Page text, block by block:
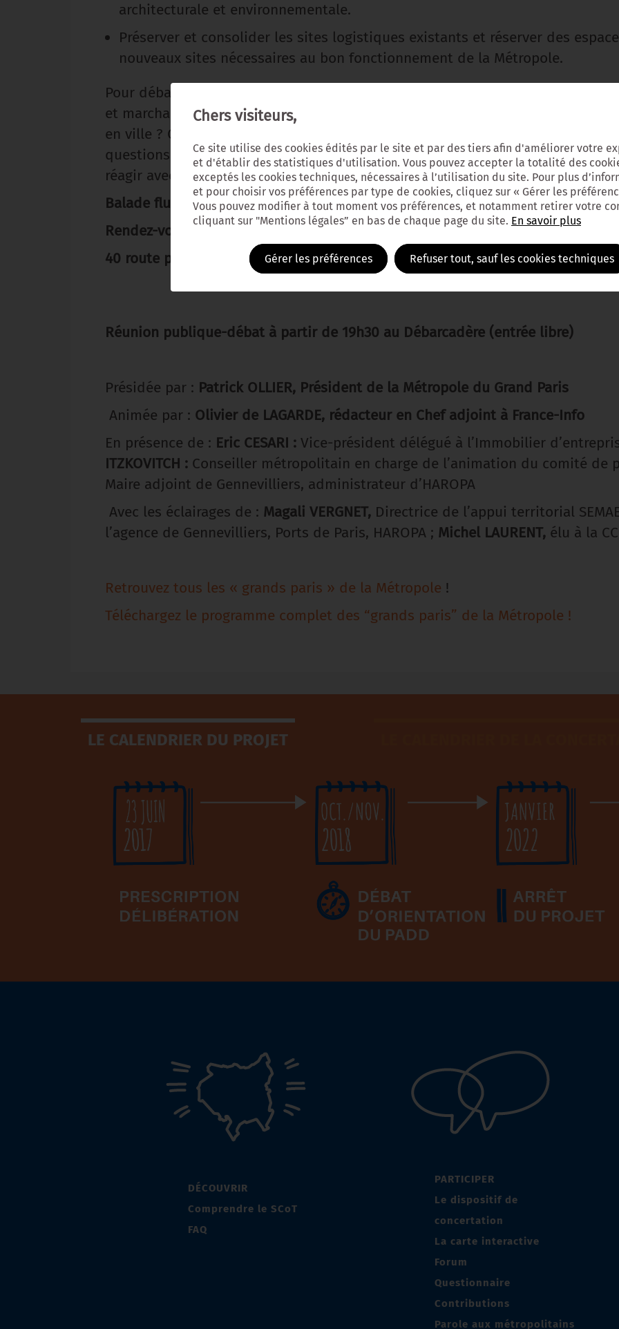
architecturale et environnementale.
Préserver et consolider les sites logistiques existants et réserver des
nouveaux sites nécessaires au bon fonctionnement de la Métropole.
Pour débattre de ces idées forces, la réunion publique-débat autour du ce «
et marchande vous donnera la parole. Peut-on tout fabriquer dans le Grand
en ville ? Comment maintenir de petits commerces de proximité dans le
questions qui seront abordées. N’hésitez pas à nous rejoindre ou à suivre en
réagir avec le hashtag #SCoTMGP.
Balade fluviale dans le port de Gennevilliers de 17h à 19h sur inscription
Rendez-vous à 16h45 au port de Gennevilliers :
40 route principale du port 92230 Gennevilliers, devant la darse 2
Réunion publique-débat à partir de 19h30 au Débarcadère (entrée libre)
Présidée par : Patrick OLLIER, Président de la Métropole du Grand Paris
Animée par : Olivier de LAGARDE, rédacteur en Chef adjoint à France-Info
En présence de : Eric CESARI : Vice-président délégué à l’Immobilier
ITZKOVITCH : Conseiller métropolitain en charge de l’animation du comité de
Maire adjoint de Gennevilliers, administrateur d’HAROPA
Avec les éclairages de : Magali VERGNET, Directrice de l’appui territorial
l’agence de Gennevilliers, Ports de Paris, HAROPA ; Michel LAURENT, élu à la
Retrouvez tous les « grands paris » de la Métropole !
Téléchargez le programme complet des “grands paris” de la Métropole !
LE CALENDRIER DU PROJET
DÉCOUVRIR
Comprendre le SCoT
FAQ
PARTICIPER
Le dispositif de
concertation
La carte interactive
Forum
Questionnaire
Contributions
Parole aux métropolitains
Chers visiteurs,
Ce site utilise des cookies édités par le site et par des tiers afin d'améliorer votre
et d'établir des statistiques d'utilisation. Vous pouvez accepter la totalité des
exceptés les cookies techniques, nécessaires à l’utilisation du site. Pour plus
et pour choisir vos préférences par type de cookies, cliquez sur « Gérer les
Vous pouvez modifier à tout moment vos préférences, et notamment retirer votre
cliquant sur "Mentions légales” en bas de chaque page du site. En savoir plus
Gérer les préférences Refuser tout, sauf les cookies techniques